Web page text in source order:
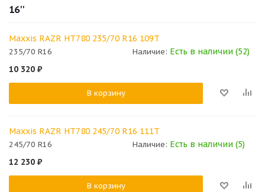
16''
Maxxis RAZR HT780 235/70 R16 109T
235/70 R16 Наличие: Есть в наличии (52)
10 320 ₽
В корзину
Maxxis RAZR HT780 245/70 R16 111T
245/70 R16 Наличие: Есть в наличии (5)
12 230 ₽
В корзину